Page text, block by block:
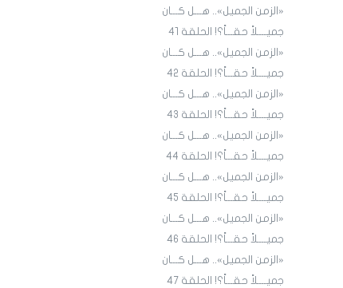
«الزمن الجميل».. هـــل كـــان
جميــــلاً حقـــاً؟! الحلقة 4١
«الزمن الجميل».. هـــل كـــان
جميــــلاً حقـــاً؟! الحلقة 4٢
«الزمن الجميل».. هـــل كـــان
جميــــلاً حقـــاً؟! الحلقة 43
«الزمن الجميل».. هـــل كـــان
جميــــلاً حقـــاً؟! الحلقة 44
«الزمن الجميل».. هـــل كـــان
جميــــلاً حقـــاً؟! الحلقة 45
«الزمن الجميل».. هـــل كـــان
جميــــلاً حقـــاً؟! الحلقة ٤٦
«الزمن الجميل».. هـــل كـــان
جميــــلاً حقـــاً؟! الحلقة ٤7